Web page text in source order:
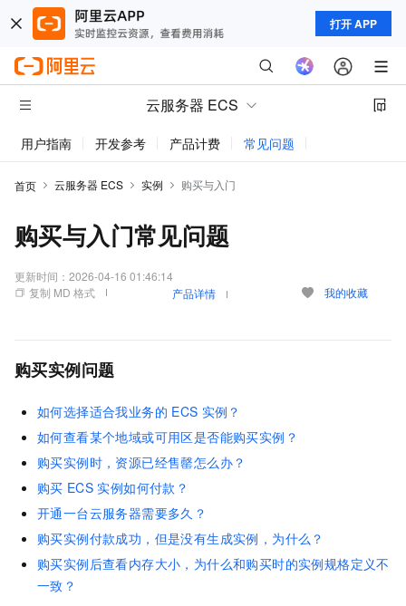
打开 APP
云服务器 ECS
用户指南 开发参考 产品计费 常见问题
首页 云服务器 ECS 实例 购买与入门
购买与入门常见问题
更新时间： 2026-04-16 01:46:14
复制 MD 格式
产品详情 我的收藏
购买实例问题
如何选择适合我业务的 ECS 实例？
如何查看某个地域或可用区是否能购买实例？
购买实例时，资源已经售罄怎么办？
购买 ECS 实例如何付款？
开通一台云服务器需要多久？
购买实例付款成功，但是没有生成实例，为什么？
购买实例后查看内存大小，为什么和购买时的实例规格定义不
一致？